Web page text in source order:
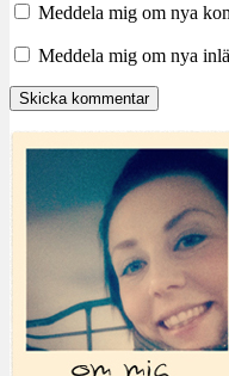
Meddela mig om nya
Meddela mig om nya